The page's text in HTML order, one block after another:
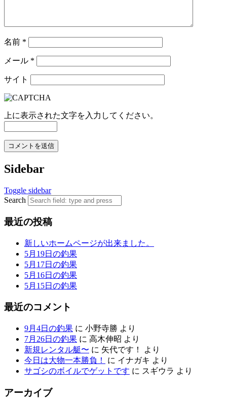
名前 *
メール *
サイト
上に表示された文字を入力してください。
Sidebar
Toggle sidebar
Search
最近の投稿
新しいホームページが出来ました。
5月19日の釣果
5月17日の釣果
5月16日の釣果
5月15日の釣果
最近のコメント
9月4日の釣果 に 小野寺勝 より
7月26日の釣果 に 高木伸昭 より
新規レンタル艇〜 に 矢代です！
より
今日は大物一本勝負！
に イナガキ より
サゴシのボイルでゲットです に スギウラ より
アーカイブ